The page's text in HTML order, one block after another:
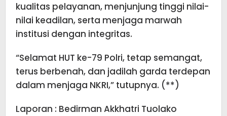
kualitas pelayanan, menjunjung tinggi nilai-
nilai keadilan, serta menjaga marwah
institusi dengan integritas.
“Selamat HUT ke-79 Polri, tetap semangat,
terus berbenah, dan jadilah garda terdepan
dalam menjaga NKRI,” tutupnya. (**)
Laporan : Bedirman Akkhatri Tuolako